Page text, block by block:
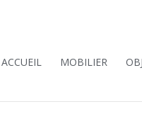
ACCUEIL MOBILIER